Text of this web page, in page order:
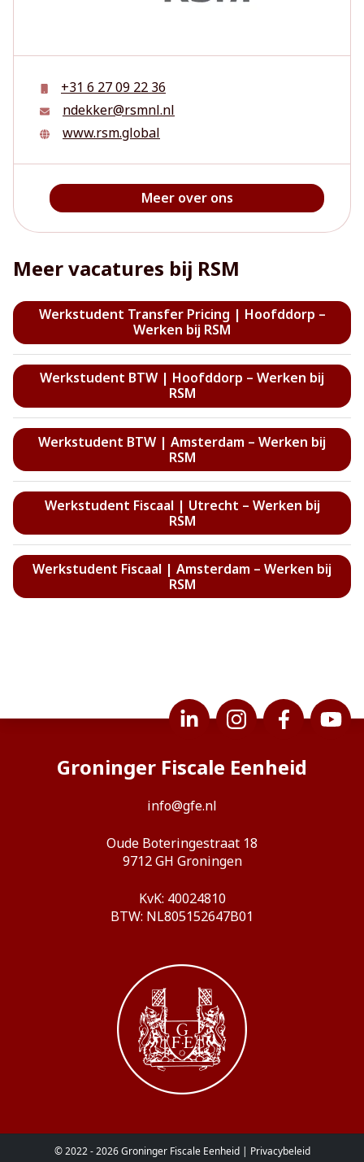
+31 6 27 09 22 36
ndekker@rsmnl.nl
www.rsm.global
Meer over ons
Meer vacatures bij RSM
Werkstudent Transfer Pricing | Hoofddorp –
Werken bij RSM
Werkstudent BTW | Hoofddorp – Werken bij
RSM
Werkstudent BTW | Amsterdam – Werken bij
RSM
Werkstudent Fiscaal | Utrecht – Werken bij
RSM
Werkstudent Fiscaal | Amsterdam – Werken bij
RSM
Groninger Fiscale Eenheid
info@gfe.nl
Oude Boteringestraat 18
9712 GH Groningen
KvK: 40024810
BTW: NL805152647B01
© 2022 - 2026 Groninger Fiscale Eenheid | Privacybeleid